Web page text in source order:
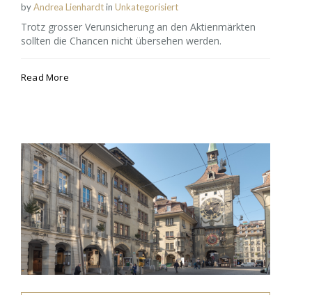
byAndrea Lienhardtin Unkategorisiert
Trotz grosser Verunsicherung an den Aktienmärkten
sollten die Chancen nicht übersehen werden.
Read More